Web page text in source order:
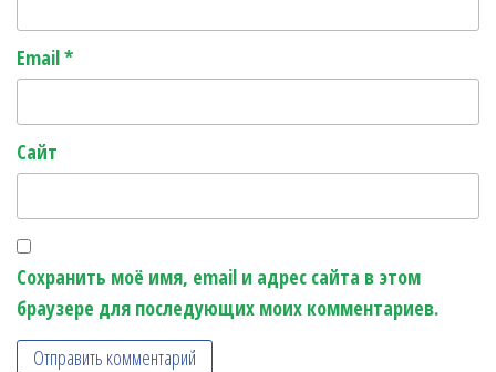
Email*
Сайт
Сохранить моё имя, email и адрес сайта в этом
браузере для последующих моих комментариев.